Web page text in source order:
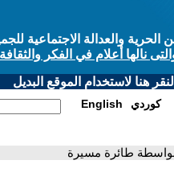
والعدالة الاجتماعية
نالها أعلام في الفكر والثقافة
هنا لاستخدام الموقع البديل
English كوردي
طائرة مسيرة